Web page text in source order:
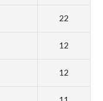
22
12
12